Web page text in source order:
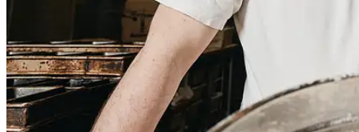
Corporate
Sports